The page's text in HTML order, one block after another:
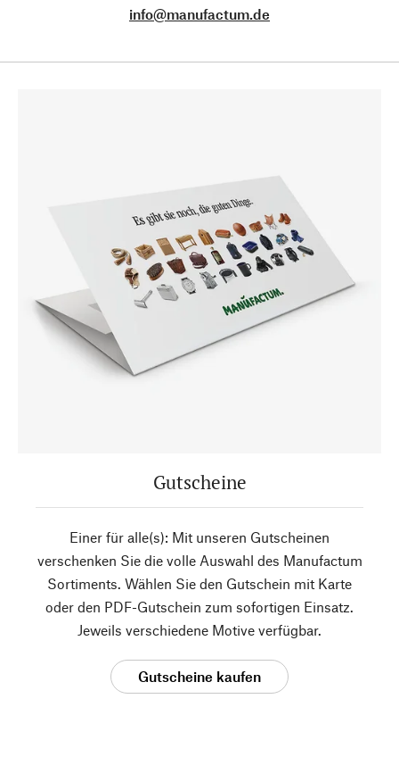
info@manufactum.de
Gutscheine
Einer für alle(s): Mit unseren Gutscheinen
verschenken Sie die volle Auswahl des Manufactum
Sortiments. Wählen Sie den Gutschein mit Karte
oder den PDF-Gutschein zum sofortigen Einsatz.
Jeweils verschiedene Motive verfügbar.
Gutscheine kaufen